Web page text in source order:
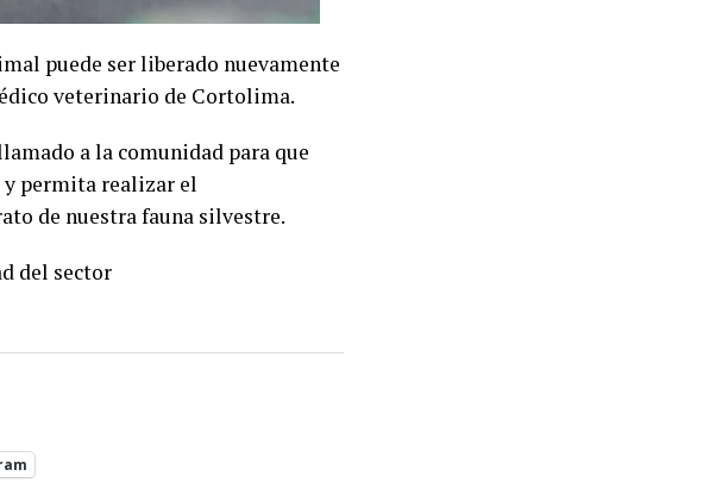
puede ser liberado nuevamente
veterinario de Cortolima.
a la comunidad para que
permita realizar el
de nuestra fauna silvestre.
del sector